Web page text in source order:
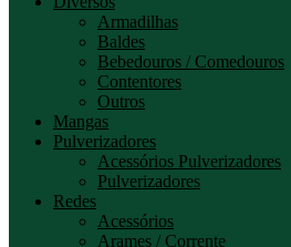
Armadilhas
Baldes
Bebedouros / Comedouros
Contentores
Outros
Mangas
Pulverizadores
Acessórios Pulverizadores
Pulverizadores
Redes
Acessórios
Arames / Corrente